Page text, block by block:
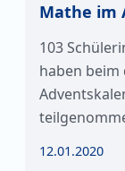
Mathe im
103
haben
12.01.2020